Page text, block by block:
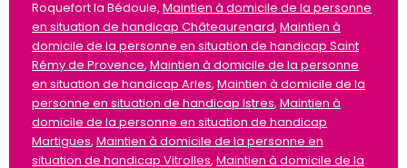
Roquefort la Bédoule, Maintien à domicile de la personne
en situation de handicap Châteaurenard, Maintien à
domicile de la personne en situation de handicap Saint
Rémy de Provence, Maintien à domicile de la personne
en situation de handicap Arles, Maintien à domicile de la
personne en situation de handicap Istres, Maintien à
domicile de la personne en situation de handicap
Martigues, Maintien à domicile de la personne en
situation de handicap Vitrolles, Maintien à domicile de la